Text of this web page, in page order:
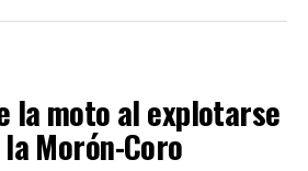
la moto al explotarse
Morón-Coro